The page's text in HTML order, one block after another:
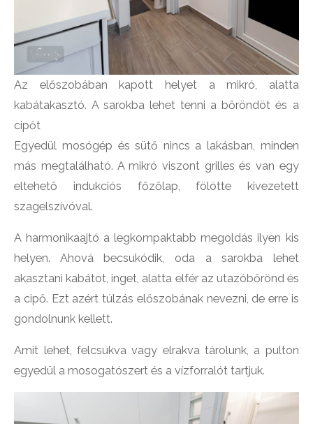
Az előszobában kapott helyet a mikró, alatta
kabátakasztó. A sarokba lehet tenni a bőröndöt és a
cipőt
Egyedül mosógép és sütő nincs a lakásban, minden
más megtalálható. A mikró viszont grilles és van egy
eltehető indukciós főzőlap, fölötte kivezetett
szagelszívóval.
A harmonikaajtó a legkompaktabb megoldás ilyen kis
helyen. Ahová becsukódik, oda a sarokba lehet
akasztani kabátot, inget, alatta elfér az utazóbőrönd és
a cipő. Ezt azért túlzás előszobának nevezni, de erre is
gondolnunk kellett.
Amit lehet, felcsukva vagy elrakva tárolunk, a pulton
egyedül a mosogatószert és a vízforralót tartjuk.